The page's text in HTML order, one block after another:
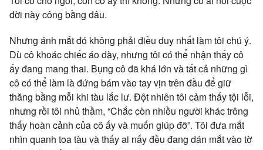
đời này công bằng đâu.
Nhưng ánh mắt đó không phải điều duy nhất làm tôi chú ý.
Dù cô khoác chiếc áo dày, nhưng tôi có thể nhận thấy cô
ấy đang mang thai. Bụng cô đã khá lớn và tất cả những gì
cô có thể làm là đứng bám vào tay vịn trên đầu để giữ
thăng bằng mỗi khi tàu lắc lư. Đột nhiên tôi cảm thấy tội lỗi,
nhưng rồi tôi nhủ thầm, “Chắc còn nhiều người khác trông
thấy hoàn cảnh của cô ấy và muốn giúp đỡ”. Tôi đưa mắt
nhìn quanh toa tàu và thấy ai nấy đều đang dán mắt vào tờ